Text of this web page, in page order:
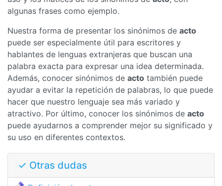
algunas frases como ejemplo.
Nuestra forma de presentar los sinónimos de acto
puede ser especialmente útil para escritores y
hablantes de lenguas extranjeras que buscan una
palabra exacta para expresar una idea determinada.
Además, conocer sinónimos de acto también puede
ayudar a evitar la repetición de palabras, lo que puede
hacer que nuestro lenguaje sea más variado y
atractivo. Por último, conocer los sinónimos de acto
puede ayudarnos a comprender mejor su significado y
su uso en diferentes contextos.
✓ Otras dudas